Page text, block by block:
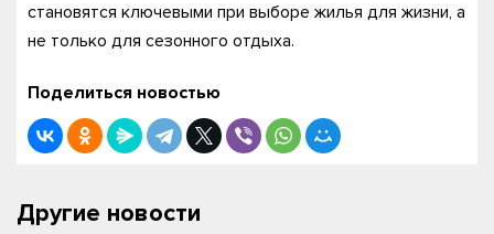
становятся ключевыми при выборе жилья для жизни, а
не только для сезонного отдыха.
Поделиться новостью
Другие новости